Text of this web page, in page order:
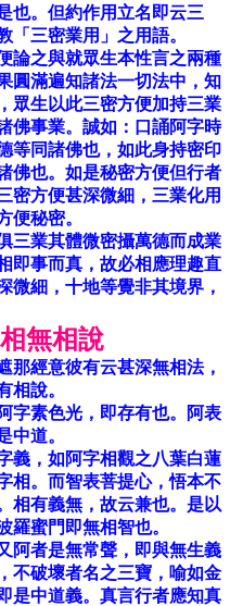
也。但約作用立名即云三
「三密業用」之用語。
論之與就眾生本性言之兩種
圓滿遍知諸法一切法中，知
眾生以此三密方便加持三業
佛事業。誠如：口誦阿字時
等同諸佛也，如此身持密印
佛也。如是秘密方便但行者
密方便甚深微細，三業化用
便秘密。
三業其體微密攝萬德而成業
即事而真，故必相應理趣直
微細，十地等覺非其境界，
無相說
那經意彼有云甚深無相法，
相說。
字素色光，即存有也。阿表
中道。
義，如阿字相觀之八葉白蓮
相。而智表菩提心，悟本不
相有義無，故云兼也。是以
羅蜜門即無相智也。
阿者是無常聲，即與無生義
不破壞者名之三寶，喻如金
是中道義。真言行者應知真